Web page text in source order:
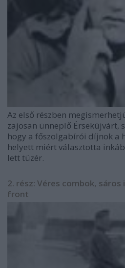
Az első részben
zajosan ünneplő Érsekújvárt,
hogy a főszolgabírói díjnok a
helyett miért választotta
lett tüzér.
2. rész: Véres combok, sáros
front